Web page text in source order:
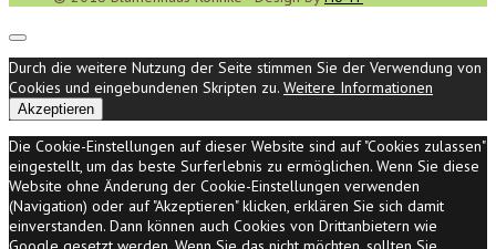
Durch die weitere Nutzung der Seite stimmen Sie der Verwendung von
Cookies und eingebundenen Skripten zu. Weitere Informationen
Akzeptieren
Die Cookie-Einstellungen auf dieser Website sind auf "Cookies zulassen"
eingestellt, um das beste Surferlebnis zu ermöglichen. Wenn Sie diese
Website ohne Änderung der Cookie-Einstellungen verwenden
(Navigation) oder auf "Akzeptieren" klicken, erklären Sie sich damit
einverstanden. Dann können auch Cookies von Drittanbietern wie